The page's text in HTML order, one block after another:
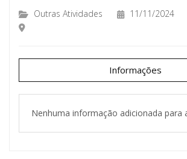
Outras Atividades 11/11/2024
Informações
Nenhuma informação adicionada para